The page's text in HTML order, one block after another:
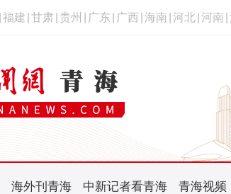
福建 甘肃 贵州 广东 广西 海南 河北 河南
海外刊青海 中新记者看青海 青海视频